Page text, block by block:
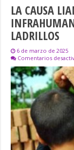
LA CAUSA
LADRILLOS
6 de marzo de 2025
Comentarios